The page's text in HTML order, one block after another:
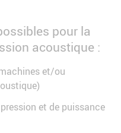
pour la
acoustique :
et/ou
et de puissance